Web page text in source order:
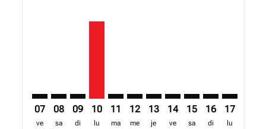
07
ve
08
sa
09
di
10
lu
11
ma
12
me
13
je
14
ve
15
sa
16
di
17
lu